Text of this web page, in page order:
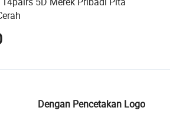
Dengan Pencetakan Logo